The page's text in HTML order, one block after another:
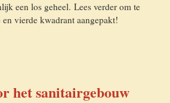
een los geheel. Lees verder om te
vierde kwadrant aangepakt!
het sanitairgebouw